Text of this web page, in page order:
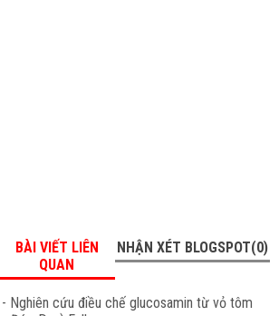
BÀI VIẾT LIÊN
QUAN
NHẬN XÉT BLOGSPOT(0)
Nghiên cứu điều chế glucosamin từ vỏ tôm